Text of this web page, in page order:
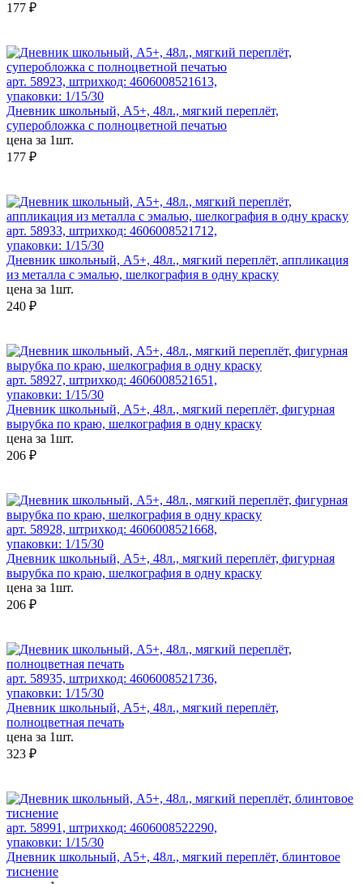
177 ₽
арт. 58923, штрихкод: 4606008521613,
упаковки: 1/15/30
Дневник школьный, А5+, 48л., мягкий переплёт,
суперобложка с полноцветной печатью
цена за 1шт.
177 ₽
арт. 58933, штрихкод: 4606008521712,
упаковки: 1/15/30
Дневник школьный, А5+, 48л., мягкий переплёт, аппликация
из металла с эмалью, шелкография в одну краску
цена за 1шт.
240 ₽
арт. 58927, штрихкод: 4606008521651,
упаковки: 1/15/30
Дневник школьный, А5+, 48л., мягкий переплёт, фигурная
вырубка по краю, шелкография в одну краску
цена за 1шт.
206 ₽
арт. 58928, штрихкод: 4606008521668,
упаковки: 1/15/30
Дневник школьный, А5+, 48л., мягкий переплёт, фигурная
вырубка по краю, шелкография в одну краску
цена за 1шт.
206 ₽
арт. 58935, штрихкод: 4606008521736,
упаковки: 1/15/30
Дневник школьный, А5+, 48л., мягкий переплёт,
полноцветная печать
цена за 1шт.
323 ₽
арт. 58991, штрихкод: 4606008522290,
упаковки: 1/15/30
Дневник школьный, А5+, 48л., мягкий переплёт, блинтовое
тиснение